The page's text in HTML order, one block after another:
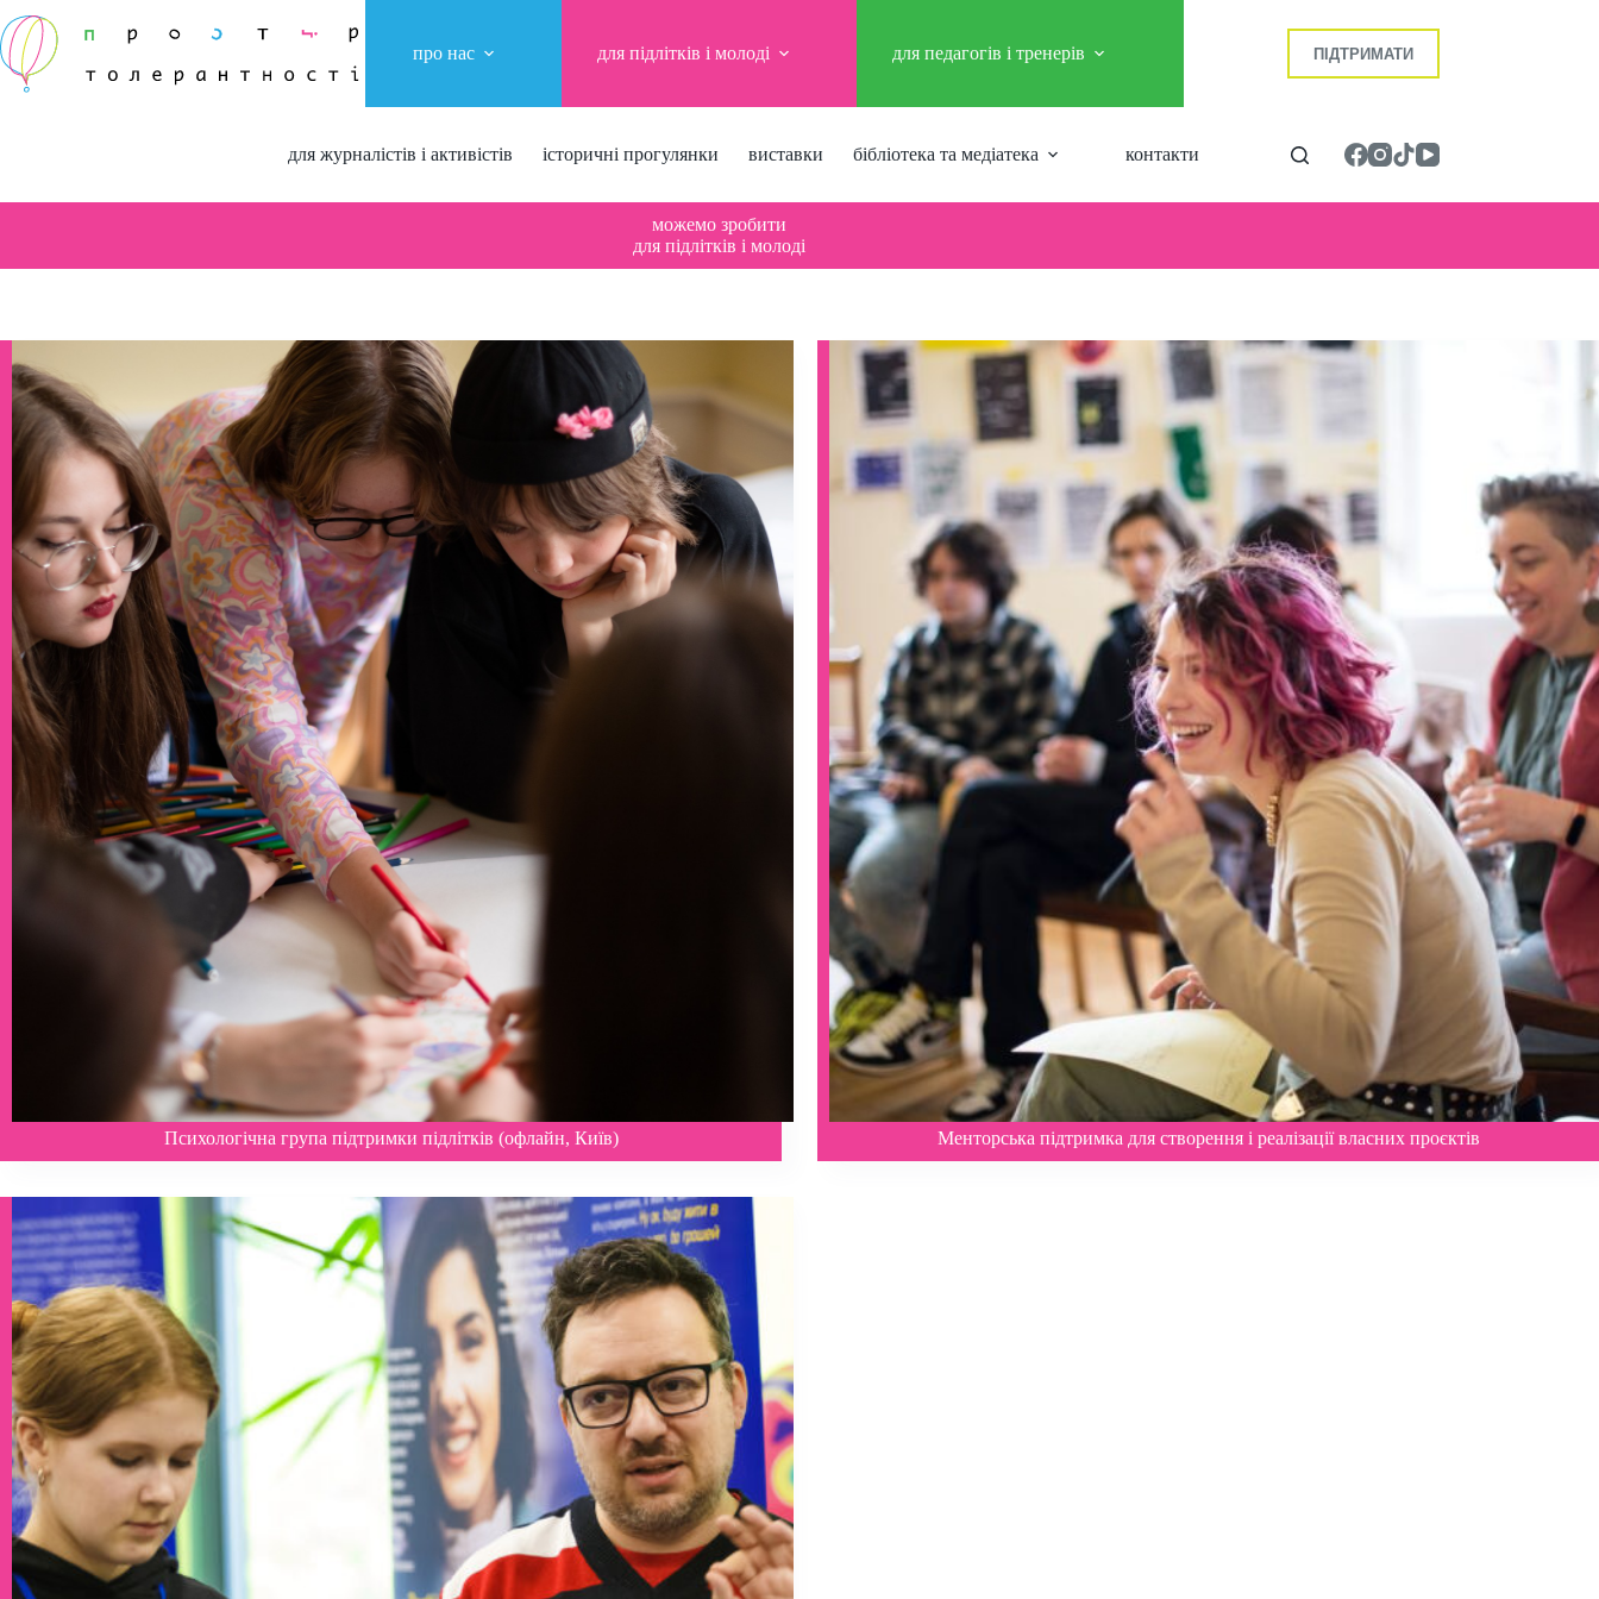
до
вмісту
про нас для підлітків і молоді для педагогів і тренерів ПІДТРИМАТИ
для журналістів і активістів історичні прогулянки виставки бібліотека та медіатека контакти
можемо зробити
для підлітків і молоді
Психологічна група підтримки підлітків (офлайн, Київ) Менторська підтримка для створення і реалізації власних проєктів